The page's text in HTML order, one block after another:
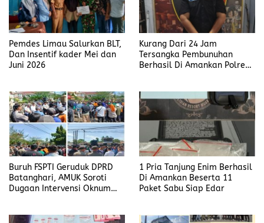
Pemdes Limau Salurkan BLT,
Dan Insentif kader Mei dan
Juni 2026
Kurang Dari 24 Jam
Tersangka Pembunuhan
Berhasil Di Amankan Polres
Buruh FSPTI Geruduk DPRD
Batanghari, AMUK Soroti
Dugaan Intervensi Oknum
1 Pria Tanjung Enim Berhasil
Di Amankan Beserta 11
Paket Sabu Siap Edar